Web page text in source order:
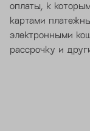
оплаты, к
картами
электронными
рассрочку и